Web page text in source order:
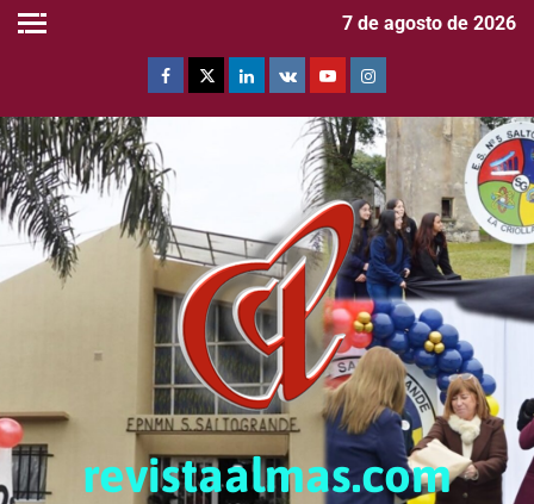
7 de agosto de 2026
revistaalmas.com